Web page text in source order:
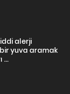
alerji
yuva aramak
...